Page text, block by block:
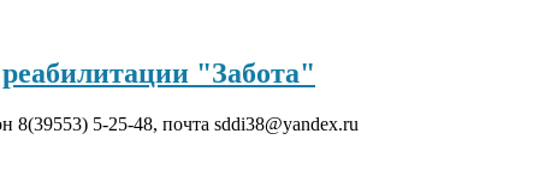
"Забота"
8(39553) 5-25-48, почта sddi38@yandex.ru